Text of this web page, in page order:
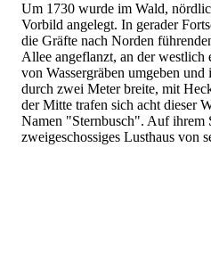
Um 1730 wurde im Wald,
Vorbild angelegt. In gerader
die Gräfte nach Norden
Allee angeflanzt, an der
von Wassergräben umgeben
durch zwei Meter breite, mit
der Mitte trafen sich acht dieser
Namen "Sternbusch". Auf ihrem
zweigeschossiges Lusthaus von